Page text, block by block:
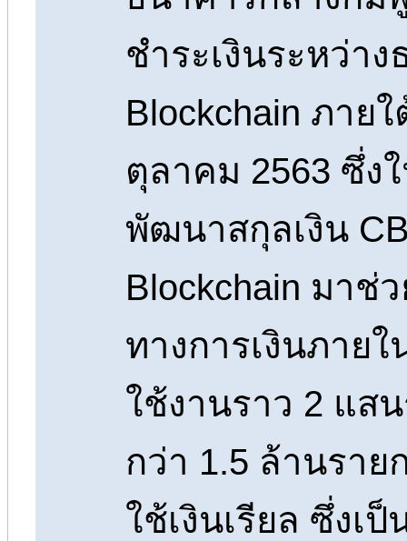
ชำระเงินระหว่า
Blockchain ภาย
ตุลาคม 2563 ซึ่ง
พัฒนาสกุลเงิน
Blockchain มาช่
ทางการเงินภาย
ใช้งานราว 2 แส
กว่า 1.5 ล้านรา
ใช้เงินเรียล ซึ่งเ